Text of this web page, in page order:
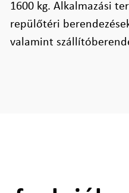
1600 kg. Alkalmazási
repülőtéri
valamint